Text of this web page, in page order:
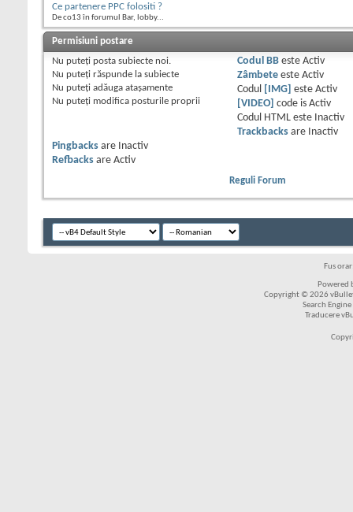
Ce partenere PPC folositi ?
De co13 în forumul Bar, lobby...
Permisiuni postare
Nu puteţi posta subiecte noi.
Nu puteţi răspunde la subiecte
Nu puteţi adăuga ataşamente
Nu puteţi modifica posturile proprii
Codul BBeste Activ
Zâmbeteeste Activ
Codul
[IMG] este Activ
[VIDEO] code is Activ
Codul HTML este
Inactiv
Trackbacksare
Inactiv
Pingbacks are
Inactiv
Refbacks are Activ
Reguli Forum
Fus
Powered
Copyright © 2026
Search
Traducere